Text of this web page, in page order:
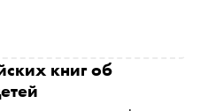
ближайшей неделе
книг об